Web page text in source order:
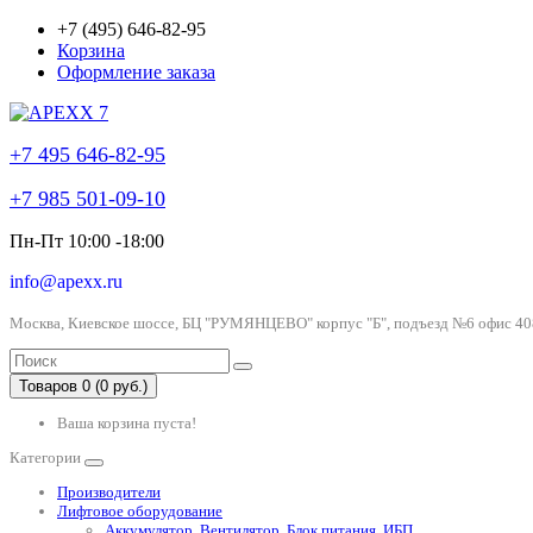
+7 (495) 646-82-95
Корзина
Оформление заказа
+7 495 646-82-95
+7 985 501-09-10
Пн-Пт 10:00 -18:00
info@apexx.ru
Москва, Киевское шоссе, БЦ "РУМЯНЦЕВО" корпус "Б", подъезд №6 офис
Товаров 0 (0 руб.)
Ваша корзина пуста!
Категории
Производители
Лифтовое оборудование